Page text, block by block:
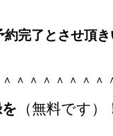
完了とさせ頂
＾＾＾＾＾＾
（無料です）